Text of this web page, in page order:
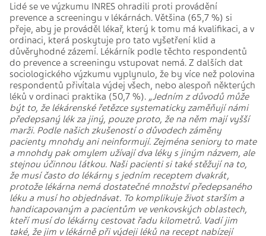
Lidé se ve výzkumu INRES ohradili proti provádění
prevence a screeningu v lékárnách. Většina (65,7 %) si
přeje, aby je prováděl lékař, který k tomu má kvalifikaci, a v
ordinaci, která poskytuje pro tato vyšetření klid a
důvěryhodné zázemí. Lékárník podle těchto respondentů
do prevence a screeningu vstupovat nemá. Z dalších dat
sociologického výzkumu vyplynulo, že by více než polovina
respondentů přivítala výdej všech, nebo alespoň některých
léků v ordinaci praktika (50,7 %). „Jedním z důvodů může
býtto, že lékárenskéřetězcesystematicky zaměňujínámi
předepsaný lék za jiný, pouze proto, že na něm mají vyšší
marži. Podle našich zkušeností o důvodech záměny
pacienty mnohdy ani neinformují. Zejména seniory to mate
a mnohdy pak omylem užívají dva léky s jiným názvem, ale
stejnou účinnou látkou. Naši pacienti si také stěžují na to,
že musí často do lékárny s jedním receptem dvakrát,
protože lékárna nemá dostatečné množství předepsaného
léku a musí ho objednávat. To komplikuje život starším a
handicapovaným a pacientům ve venkovských oblastech,
kteří musí do lékárny cestovat řadu kilometrů. Vadí jim
také, že jim v lékárně při výdeji léků na recept nabízejí